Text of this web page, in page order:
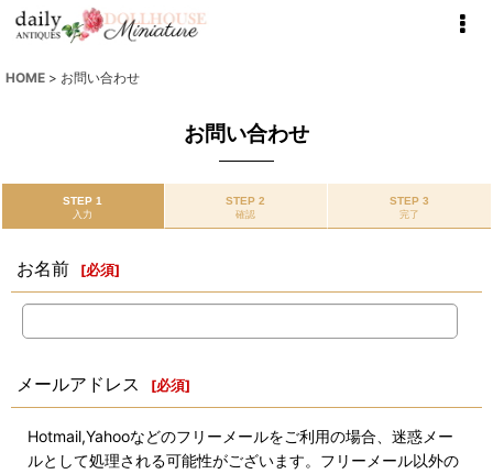
HOME > お問い合わせ
お問い合わせ
STEP 1
入力
STEP 2
確認
STEP 3
完了
お名前 [必須]
メールアドレス [必須]
Hotmail,Yahooなどのフリーメールをご利用の場合、迷惑メー
ルとして処理される可能性がございます。フリーメール以外の